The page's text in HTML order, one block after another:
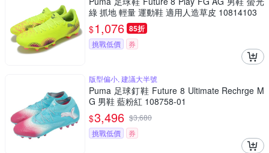
綠 抓地 輕量 運動鞋 適用人造草皮 10814103
$1,076 85折
挑戰低價 券
版型偏小, 建議大半號
Puma 足球釘鞋 Future 8 Ultimate Rechrge M
G 男鞋 藍粉紅 108758-01
$3,496 $3,680
挑戰低價
券